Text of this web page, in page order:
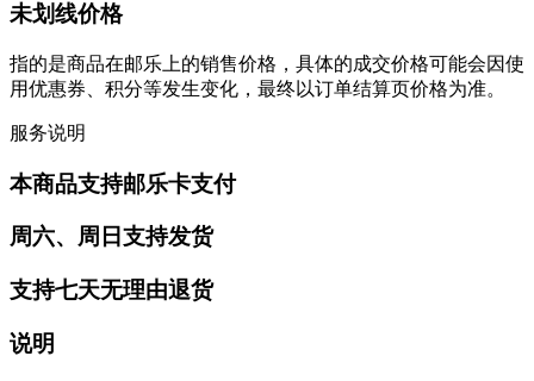
未划线价格
指的是商品在邮乐上的销售价格，具体的成交价格可能会因使
用优惠券、积分等发生变化，最终以订单结算页价格为准。
服务说明
本商品支持邮乐卡支付
周六、周日支持发货
支持七天无理由退货
说明